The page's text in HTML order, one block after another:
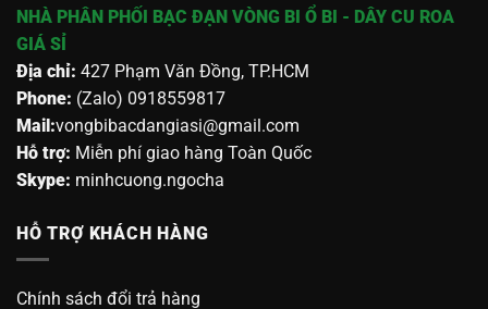
NHÀ PHÂN PHỐI BẠC ĐẠN VÒNG BI Ổ BI - DÂY CU ROA
GIÁ SỈ
Địa chỉ: 427 Phạm Văn Đồng, TP.HCM
Phone: (Zalo) 0918559817
Mail:vongbibacdangiasi@gmail.com
Hỗ trợ: Miễn phí giao hàng Toàn Quốc
Skype: minhcuong.ngocha
HỖ TRỢ KHÁCH HÀNG
Chính sách đổi trả hàng